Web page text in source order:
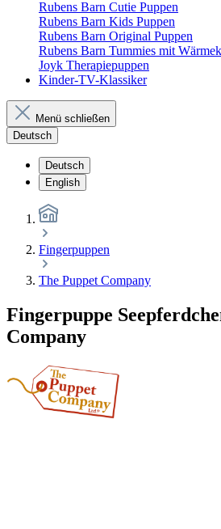
Rubens Barn Cutie Puppen
Rubens Barn Kids Puppen
Rubens Barn Original Puppen
Rubens Barn Tummies mit
Joyk Therapiepuppen
Kinder-TV-Klassiker
Menü schließen
Deutsch
Deutsch
English
Fingerpuppen
The Puppet Company
Fingerpuppe
Company